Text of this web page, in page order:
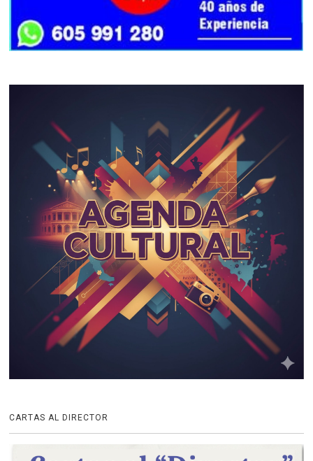
CARTAS AL DIRECTOR